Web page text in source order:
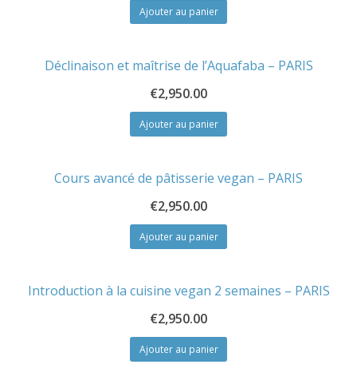
Ajouter au panier
Déclinaison et maîtrise de l’Aquafaba – PARIS
€2,950.00
Ajouter au panier
Cours avancé de pâtisserie vegan – PARIS
€2,950.00
Ajouter au panier
Introduction à la cuisine vegan 2 semaines – PARIS
€2,950.00
Ajouter au panier